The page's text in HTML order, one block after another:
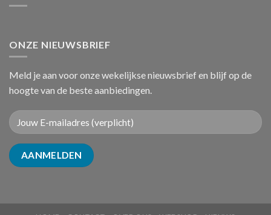
ONZE NIEUWSBRIEF
Meld je aan voor onze wekelijkse nieuwsbrief en blijf op de
hoogte van de beste aanbiedingen.